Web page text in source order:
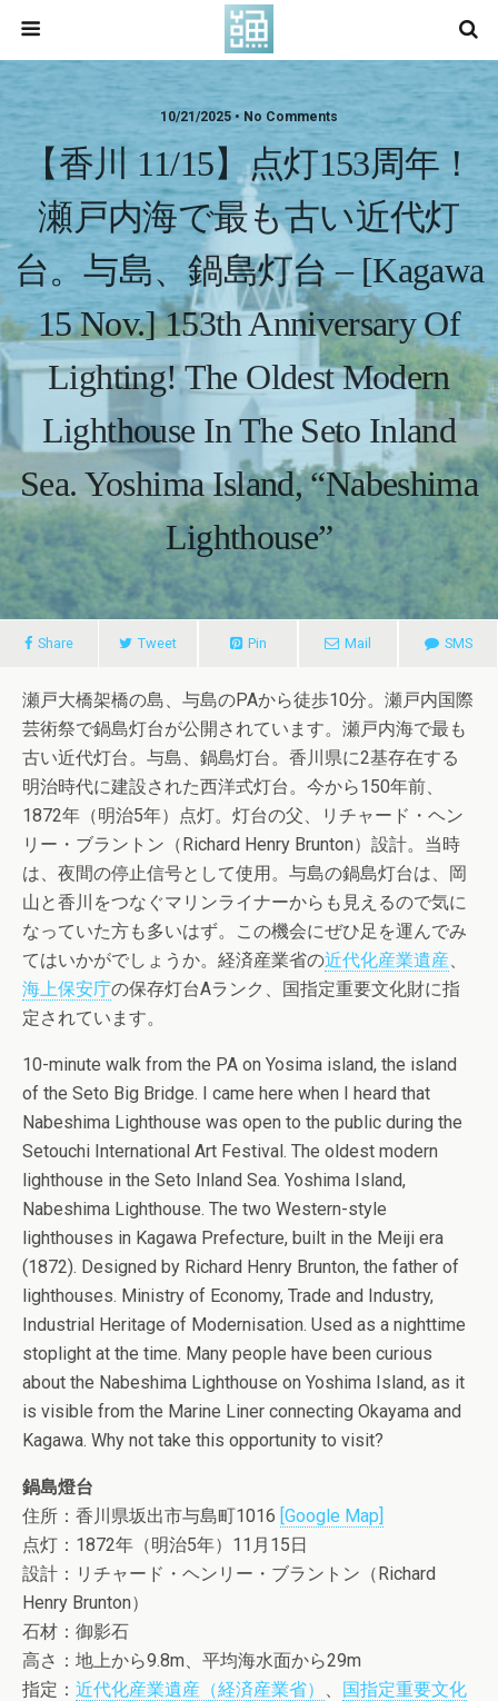
10/21/2025 • No Comments
【香川 11/15】点灯153周年！
瀬戸内海で最も古い近代灯
台。与島、鍋島灯台 – [Kagawa
15 Nov.] 153th Anniversary Of
Lighting! The Oldest Modern
Lighthouse In The Seto Inland
Sea. Yoshima Island, “Nabeshima
Lighthouse”
Share Tweet Pin Mail SMS
瀬戸大橋架橋の島、与島のPAから徒歩10分。瀬戸内国際
芸術祭で鍋島灯台が公開されています。瀬戸内海で最も
古い近代灯台。与島、鍋島灯台。香川県に2基存在する
明治時代に建設された西洋式灯台。今から150年前、
1872年（明治5年）点灯。灯台の父、リチャード・ヘン
リー・ブラントン（Richard Henry Brunton）設計。当時
は、夜間の停止信号として使用。与島の鍋島灯台は、岡
山と香川をつなぐマリンライナーからも見えるので気に
なっていた方も多いはず。この機会にぜひ足を運んでみ
てはいかがでしょうか。経済産業省の近代化産業遺産、
海上保安庁の保存灯台Aランク、国指定重要文化財に指
定されています。
10-minute walk from the PA on Yosima island, the island
of the Seto Big Bridge. I came here when I heard that
Nabeshima Lighthouse was open to the public during the
Setouchi International Art Festival. The oldest modern
lighthouse in the Seto Inland Sea. Yoshima Island,
Nabeshima Lighthouse. The two Western-style
lighthouses in Kagawa Prefecture, built in the Meiji era
(1872). Designed by Richard Henry Brunton, the father of
lighthouses. Ministry of Economy, Trade and Industry,
Industrial Heritage of Modernisation. Used as a nighttime
stoplight at the time. Many people have been curious
about the Nabeshima Lighthouse on Yoshima Island, as it
is visible from the Marine Liner connecting Okayama and
Kagawa. Why not take this opportunity to visit?
鍋島燈台
住所：香川県坂出市与島町1016 [Google Map]
点灯：1872年（明治5年）11月15日
設計：リチャード・ヘンリー・ブラントン（Richard
Henry Brunton）
石材：御影石
高さ：地上から9.8m、平均海水面から29m
指定： 近代化産業遺産（経済産業省） 、 国指定重要文化